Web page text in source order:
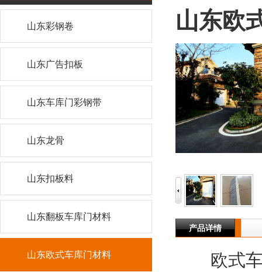
山东欧
产品详情
欧式车
山东彩钢卷
山东广告扣板
山东车库门彩钢带
山东龙骨
山东扣板料
山东翻板车库门材料
山东欧式车库门材料